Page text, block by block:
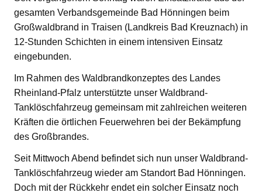
gesamten Verbandsgemeinde Bad Hönningen beim
Großwaldbrand in Traisen (Landkreis Bad Kreuznach) in
12-Stunden Schichten in einem intensiven Einsatz
eingebunden.
Im Rahmen des Waldbrandkonzeptes des Landes
Rheinland-Pfalz unterstützte unser Waldbrand-
Tanklöschfahrzeug gemeinsam mit zahlreichen weiteren
Kräften die örtlichen Feuerwehren bei der Bekämpfung
des Großbrandes.
Seit Mittwoch Abend befindet sich nun unser Waldbrand-
Tanklöschfahrzeug wieder am Standort Bad Hönningen.
Doch mit der Rückkehr endet ein solcher Einsatz noch